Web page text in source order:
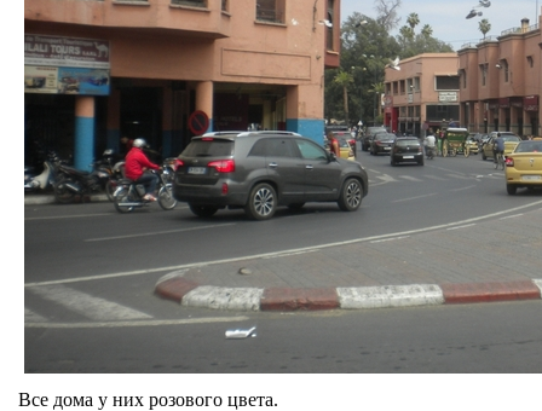
Все дома у них розового цвета.